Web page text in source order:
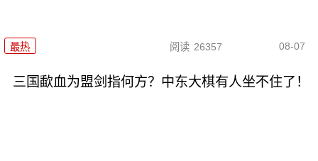
最热 阅读 26357 08-07
三国歃血为盟剑指何方？中东大棋有人坐不住了！